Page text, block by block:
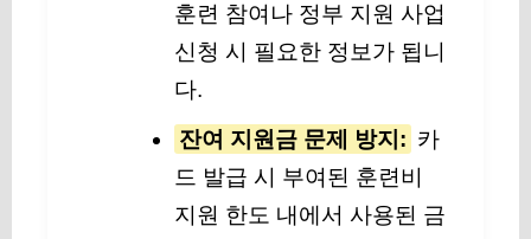
훈련 참여나 정부 지원 사업
신청 시 필요한 정보가 됩니
다.
잔여 지원금 문제 방지: 카
드 발급 시 부여된 훈련비
지원 한도 내에서 사용된 금